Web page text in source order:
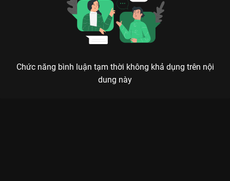
Chức năng bình luận tạm thời không khả dụng trên nội
dung này